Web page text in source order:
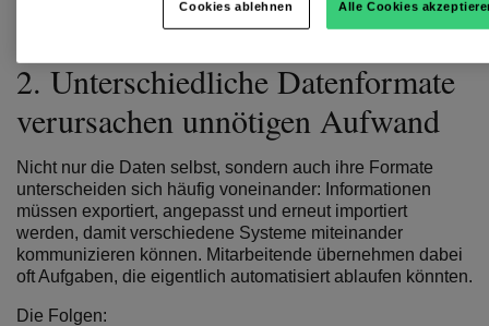
2. Unterschiedliche Datenformate
verursachen unnötigen Aufwand
Nicht nur die Daten selbst, sondern auch ihre Formate
unterscheiden sich häufig voneinander: Informationen
müssen exportiert, angepasst und erneut importiert
werden, damit verschiedene Systeme miteinander
kommunizieren können. Mitarbeitende übernehmen dabei
oft Aufgaben, die eigentlich automatisiert ablaufen könnten.
Die Folgen:
Cookies ablehnen Alle Cookies